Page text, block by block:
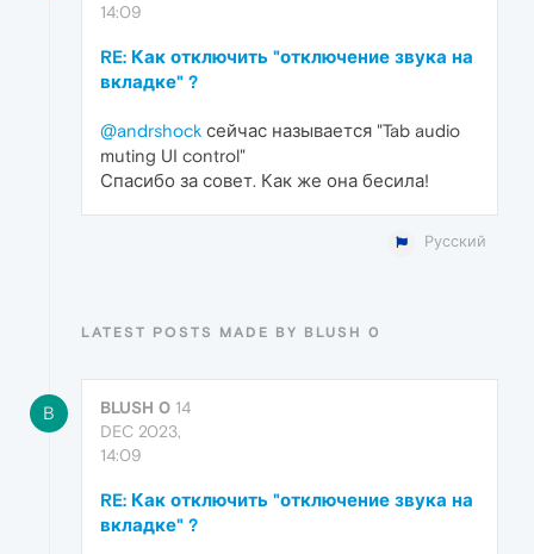
14:09
RE: Как отключить "отключение звука на
вкладке" ?
@andrshock сейчас называется "Tab audio
muting UI control"
Спасибо за совет. Как же она бесила!
Русский
LATEST POSTS MADE BY BLUSH 0
B BLUSH 0 14
DEC 2023,
14:09
RE: Как отключить "отключение звука на
вкладке" ?